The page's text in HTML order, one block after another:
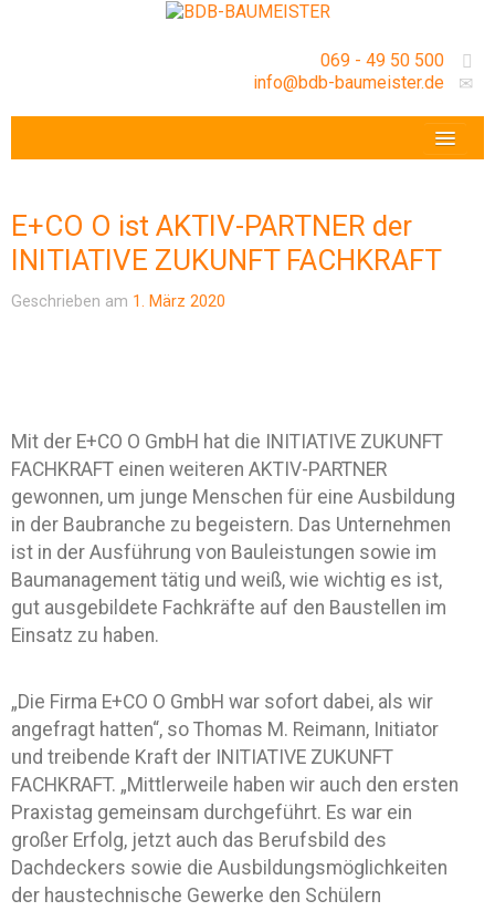
069 - 49 50 500
info@bdb-baumeister.de
GESCHÄFTSSTELLE
E+CO O ist AKTIV-PARTNER der
INITIATIVE ZUKUNFT FACHKRAFT
Geschrieben am 1. März 2020
Mit der E+CO O GmbH hat die INITIATIVE ZUKUNFT
FACHKRAFT einen weiteren AKTIV-PARTNER
gewonnen, um junge Menschen für eine Ausbildung
in der Baubranche zu begeistern. Das Unternehmen
ist in der Ausführung von Bauleistungen sowie im
Baumanagement tätig und weiß, wie wichtig es ist,
gut ausgebildete Fachkräfte auf den Baustellen im
Einsatz zu haben.
„Die Firma E+CO O GmbH war sofort dabei, als wir
angefragt hatten“, so Thomas M. Reimann, Initiator
und treibende Kraft der INITIATIVE ZUKUNFT
FACHKRAFT. „Mittlerweile haben wir auch den ersten
Praxistag gemeinsam durchgeführt. Es war ein
großer Erfolg, jetzt auch das Berufsbild des
Dachdeckers sowie die Ausbildungsmöglichkeiten
der haustechnische Gewerke den Schülern